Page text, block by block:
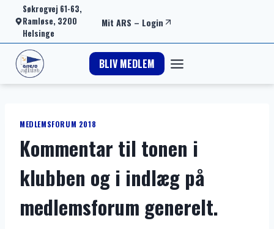
Fortsæt
indhold
Søkrogvej 61-63,
Ramløse, 3200
Helsinge
Mit ARS – Login
BLIV MEDLEM
MEDLEMSFORUM 2018
Kommentar til tonen i
klubben og i indlæg på
medlemsforum generelt.